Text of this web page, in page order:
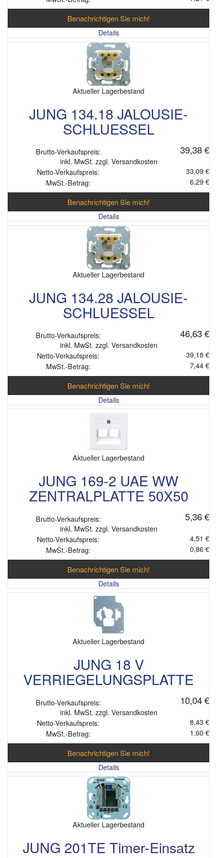
Benachrichtigen Sie mich!
Details
Aktueller Lagerbestand
JUNG 134.18 JALOUSIE-
SCHLUESSEL
Brutto-Verkaufspreis: 39,38 €
inkl. MwSt. zzgl. Versandkosten
Netto-Verkaufspreis:
33,09 €
MwSt.-Betrag:
6,29 €
Benachrichtigen Sie mich!
Details
Aktueller Lagerbestand
JUNG 134.28 JALOUSIE-
SCHLUESSEL
Brutto-Verkaufspreis: 46,63 €
inkl. MwSt. zzgl. Versandkosten
Netto-Verkaufspreis:
39,18 €
MwSt.-Betrag:
7,44 €
Benachrichtigen Sie mich!
Details
Aktueller Lagerbestand
JUNG 169-2 UAE WW
ZENTRALPLATTE 50X50
Brutto-Verkaufspreis: 5,36 €
inkl. MwSt. zzgl. Versandkosten
Netto-Verkaufspreis:
4,51 €
MwSt.-Betrag:
0,86 €
Benachrichtigen Sie mich!
Details
Aktueller Lagerbestand
JUNG 18 V
VERRIEGELUNGSPLATTE
Brutto-Verkaufspreis: 10,04 €
inkl. MwSt. zzgl. Versandkosten
Netto-Verkaufspreis:
8,43 €
MwSt.-Betrag:
1,60 €
Benachrichtigen Sie mich!
Details
Aktueller Lagerbestand
JUNG 201TE Timer-Einsatz